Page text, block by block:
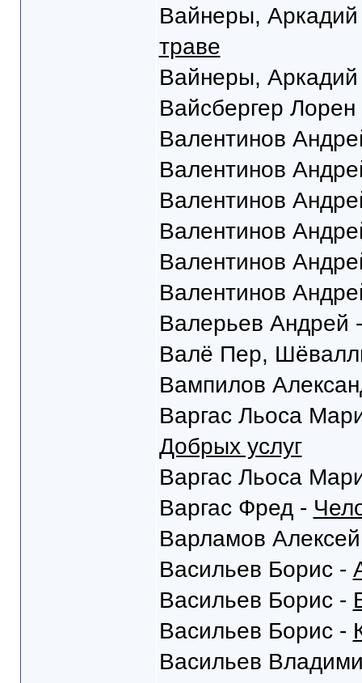
Вайнеры,
траве
Вайнеры,
Вайсбергер
Валентинов
Валентинов
Валентинов
Валентинов
Валентинов
Валентинов
Валерьев Андрей
Валё Пер,
Вампилов
Варгас Льоса
Добрых услуг
Варгас Льоса
Варгас Фред -
Варламов
Васильев Борис -
Васильев Борис -
Васильев Борис -
Васильев